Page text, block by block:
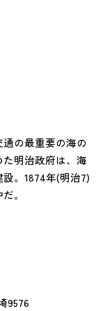
の最重要の海の
明治政府は、海
。1874年(明治7)
。
9576